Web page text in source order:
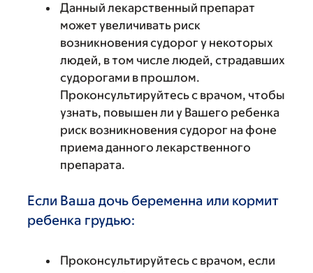
Данный лекарственный препарат
может увеличивать риск
возникновения судорог у некоторых
людей, в том числе людей, страдавших
судорогами в прошлом.
Проконсультируйтесь с врачом, чтобы
узнать, повышен ли у Вашего ребенка
риск возникновения судорог на фоне
приема данного лекарственного
препарата.
Если Ваша дочь беременна или кормит
ребенка грудью:
Проконсультируйтесь с врачом, если